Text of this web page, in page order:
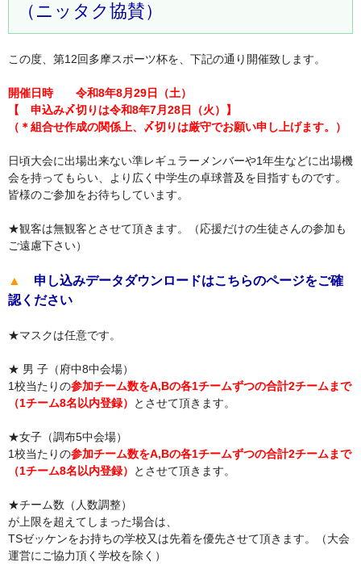
（ニッタク協賛）
この度、第12回多摩スポーツ杯を、下記の通り開催致します。
開催日時 令和8年8月29日（土）
【 申込み〆切りは令和8年7月28日（火）】
（＊組合せ作成の関係上、〆切りは厳守でお願い申し上げます。）
日頃大会に出場出来ない準レギュラーメンバーや1年生などに出場機
会を持ってもらい、より広く中学生の卓球普及を目指すものです。
皆様のご参加をお待ちしています。
★観客は無観客とさせて頂きます。（応援だけの生徒さんの参加も
ご遠慮下さい）
▲ 申し込みデータダウンロードはこちらのページをご確
認ください
★マスクは任意です。
★ 男 子（府中8中会場）
1校当たりの参加チーム数をA,Bの各1チームずつの合計2チームまで
（1チーム8名以内登録）
とさせて頂きます。
★女子（調布5中会場）
1校当たりの参加チーム数をA,Bの各1チームずつの合計2チームまで
（1チーム8名以内登録）
とさせて頂きます。
★チーム数（人数調整）
が上限を超えてしまった場合は、
TSゼッケンをお持ちの学校又は先着を優先させて頂きます。（大会
運営にご協力頂く学校を除く）